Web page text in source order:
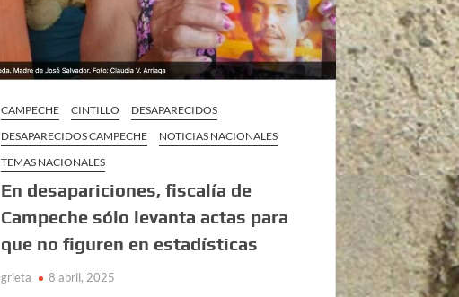
CAMPECHE CINTILLO
DESAPARECIDOS
DESAPARECIDOS CAMPECHE
NOTICIAS NACIONALES
TEMAS NACIONALES
En desapariciones, fiscalía de
Campeche sólo levanta actas para
que no figuren en estadísticas
grieta 8 abril, 2025